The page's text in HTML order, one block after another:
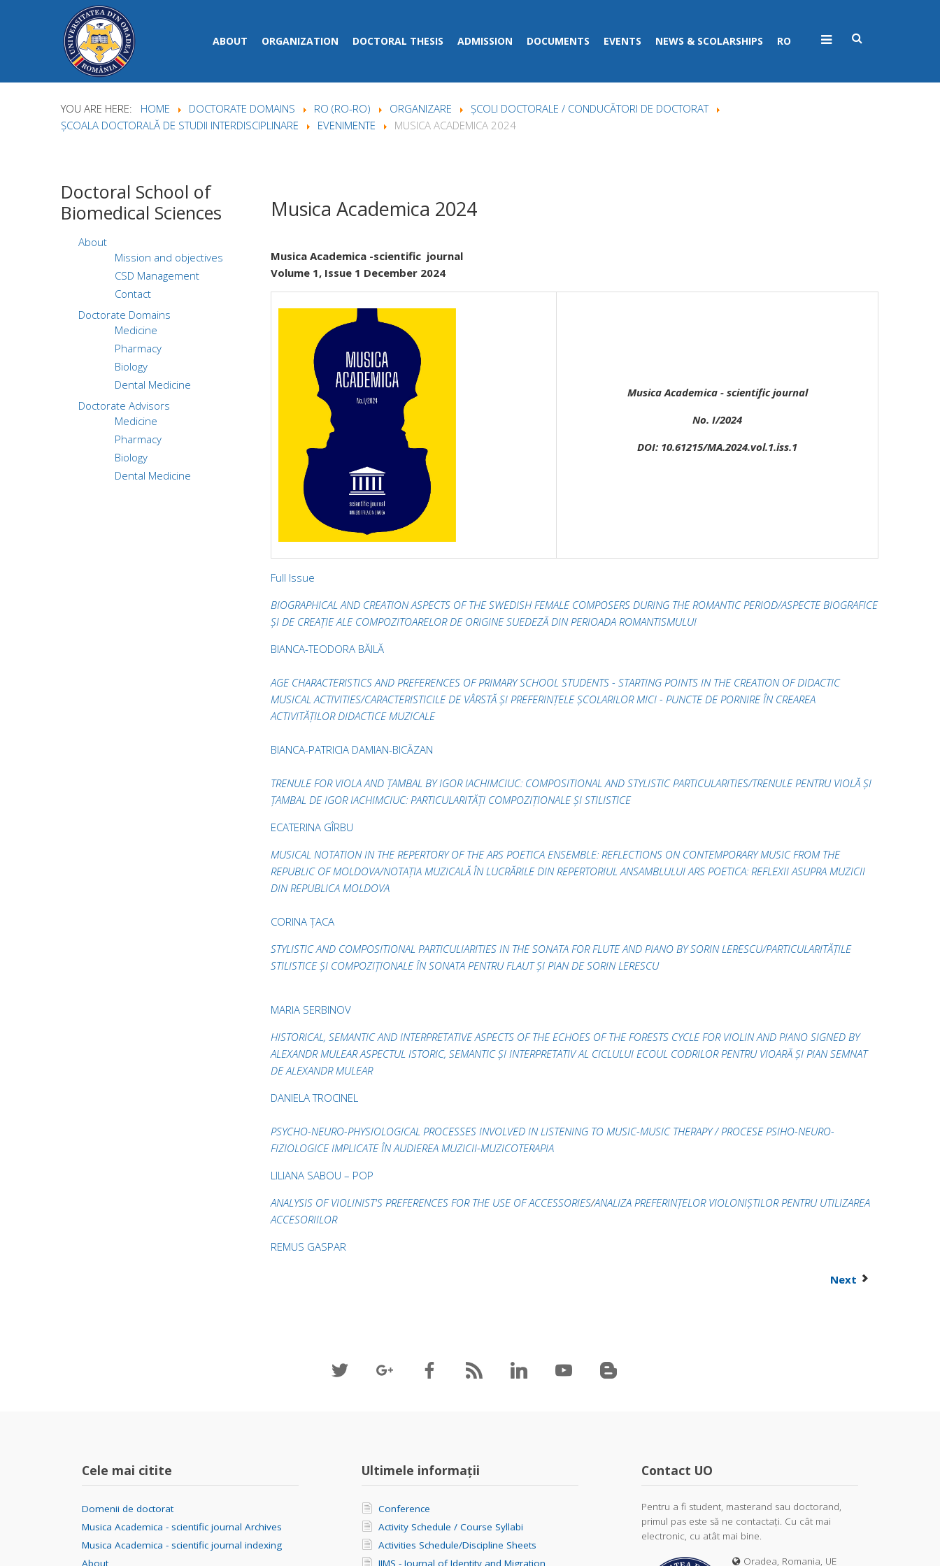
ABOUT ORGANIZATION DOCTORAL THESIS ADMISSION DOCUMENTS EVENTS NEWS & SCOLARSHIPS RO
YOU ARE HERE: HOME DOCTORATE DOMAINS RO (RO-RO) ORGANIZARE
ȘCOLI DOCTORALE / CONDUCĂTORI DE DOCTORAT
ȘCOALA DOCTORALĂ DE STUDII INTERDISCIPLINARE
EVENIMENTE MUSICA ACADEMICA 2024
Doctoral School of
Biomedical Sciences
About
Mission and objectives
CSD Management
Contact
Doctorate Domains
Medicine
Pharmacy
Biology
Dental Medicine
Doctorate Advisors
Medicine
Pharmacy
Biology
Dental Medicine
Musica Academica 2024
Musica Academica -scientific journal
Volume 1, Issue 1 December 2024
Musica Academica - scientific journal
No. I/2024
DOI: 10.61215/MA.2024.vol.1.iss.1
Full Issue
BIOGRAPHICAL AND CREATION ASPECTS OF THE SWEDISH FEMALE COMPOSERS DURING THE ROMANTIC PERIOD/ASPECTE BIOGRAFICE
ȘI DE CREAȚIE ALE COMPOZITOARELOR DE ORIGINE SUEDEZĂ DIN PERIOADA ROMANTISMULUI
BIANCA-TEODORA BĂILĂ
AGE CHARACTERISTICS AND PREFERENCES OF PRIMARY SCHOOL STUDENTS - STARTING POINTS IN THE CREATION OF DIDACTIC
MUSICAL ACTIVITIES/CARACTERISTICILE DE VÂRSTĂ ȘI PREFERINȚELE ȘCOLARILOR MICI - PUNCTE DE PORNIRE ÎN CREAREA
ACTIVITĂȚILOR DIDACTICE MUZICALE
BIANCA-PATRICIA DAMIAN-BICĂZAN
TRENULE FOR VIOLA AND ȚAMBAL BY IGOR IACHIMCIUC: COMPOSITIONAL AND STYLISTIC PARTICULARITIES/TRENULE PENTRU VIOLĂ ȘI
ȚAMBAL DE IGOR IACHIMCIUC: PARTICULARITĂȚI COMPOZIȚIONALE ȘI STILISTICE
ECATERINA GÎRBU
MUSICAL NOTATION IN THE REPERTORY OF THE ARS POETICA ENSEMBLE: REFLECTIONS ON CONTEMPORARY MUSIC FROM THE
REPUBLIC OF MOLDOVA/NOTAȚIA MUZICALĂ ÎN LUCRĂRILE DIN REPERTORIUL ANSAMBLULUI ARS POETICA: REFLEXII ASUPRA MUZICII
DIN REPUBLICA MOLDOVA
CORINA ȚACA
STYLISTIC AND COMPOSITIONAL PARTICULIARITIES IN THE SONATA FOR FLUTE AND PIANO BY SORIN LERESCU/PARTICULARITĂȚILE
STILISTICE ȘI COMPOZIȚIONALE ÎN SONATA PENTRU FLAUT ȘI PIAN DE SORIN LERESCU
MARIA SERBINOV
HISTORICAL, SEMANTIC AND INTERPRETATIVE ASPECTS OF THE ECHOES OF THE FORESTS CYCLE FOR VIOLIN AND PIANO SIGNED BY
ALEXANDR MULEAR ASPECTUL ISTORIC, SEMANTIC ȘI INTERPRETATIV AL CICLULUI ECOUL CODRILOR PENTRU VIOARĂ ȘI PIAN SEMNAT
DE ALEXANDR MULEAR
DANIELA TROCINEL
PSYCHO-NEURO-PHYSIOLOGICAL PROCESSES INVOLVED IN LISTENING TO MUSIC-MUSIC THERAPY / PROCESE PSIHO-NEURO-
FIZIOLOGICE IMPLICATE ÎN AUDIEREA MUZICII-MUZICOTERAPIA
LILIANA SABOU – POP
ANALYSIS OF VIOLINIST'S PREFERENCES FOR THE USE OF ACCESSORIES/ANALIZA PREFERINȚELOR VIOLONIȘTILOR PENTRU UTILIZAREA
ACCESORIILOR
REMUS GASPAR
Next
Cele mai citite
Domenii de doctorat
Musica Academica - scientific journal Archives
Musica Academica - scientific journal indexing
About
Ultimele informații
Conference
Activity Schedule / Course Syllabi
Activities Schedule/Discipline Sheets
JIMS - Journal of Identity and Migration
Contact UO
Pentru a fi student, masterand sau doctorand,
primul pas este să ne contactați. Cu cât mai
electronic, cu atât mai bine.
Oradea, Romania, UE